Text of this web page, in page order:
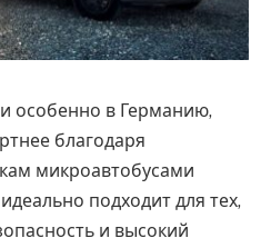
особенно в Германию,
благодаря
микроавтобусами
подходит для тех,
и высокий